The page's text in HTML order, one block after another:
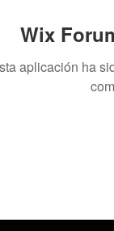
Wix
aplicación ha